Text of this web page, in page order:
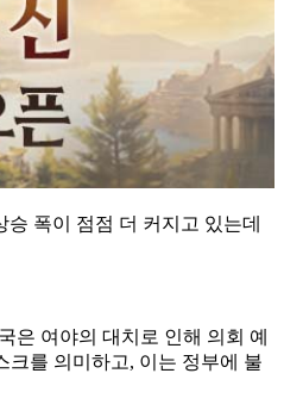
폭이 점점 더 커지고 있는데
은 여야의 대치로 인해 의회 예
크를 의미하고, 이는 정부에 불